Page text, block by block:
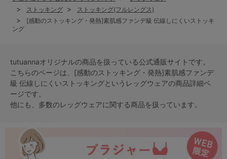
ストッキング
ストッキング(フルレングス)
[感動のストッキング・発熱]素肌感ファンデ級 伝線しにくいストッキ
ング
tutuannaオリジナルの商品を扱っている公式通販サイトです。
こちらのページは、[感動のストッキング・発熱]素肌感ファンデ
級 伝線しにくいストッキングという レッグウェアの商品詳細ペ
ージです。
他にも、多数のレッグウェアに関する商品を扱っています。